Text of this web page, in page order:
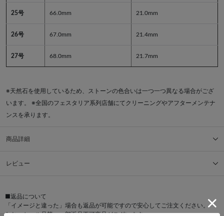
25号 66.0mm 21.0mm
26号 67.0mm 21.4mm
27号 68.0mm 21.7mm
※天然石を使用しているため、ストーンの色合いは一つ一つ異なる場合がござ
います。 ※全国のフェスタリア系列店舗にてクリーニングやアフターメンテナ
ンスを承ります。
商品詳細
レビュー
■返品について
「イメージと違った」場合も返品が可能ですので安心してご注文ください。
なお、セール品等、一部返品不可商品がございます。